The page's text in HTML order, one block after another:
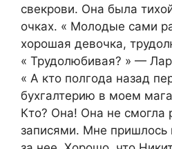
свекрови. Она была
очках. « Молодые сами
хорошая девочка,
« Трудолюбивая? » —
« А кто полгода назад
бухгалтерию в моем
Кто? Она! Она не смогла
записями. Мне пришлось